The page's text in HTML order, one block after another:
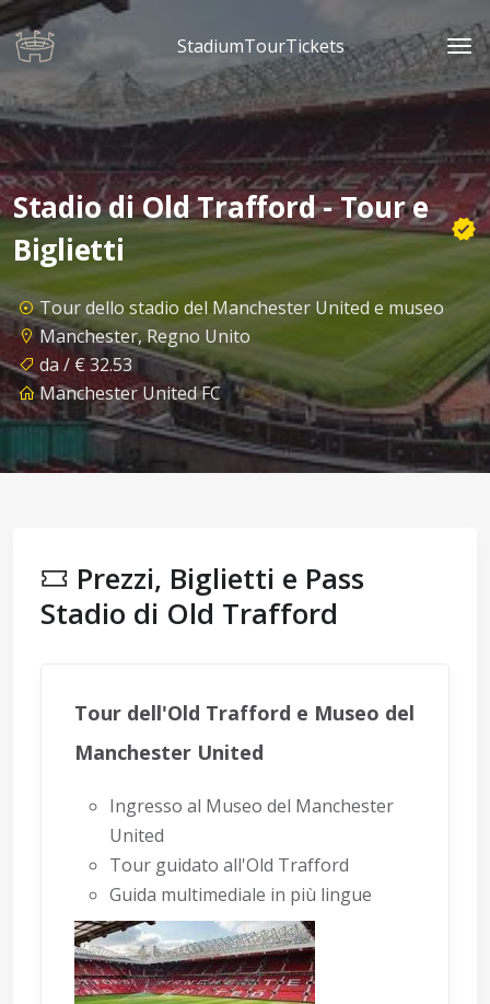
StadiumTourTickets
Stadio di Old Trafford - Tour e
Biglietti
Tour dello stadio del Manchester United e museo
Manchester, Regno Unito
da / € 32.53
Manchester United FC
Prezzi, Biglietti e Pass
Stadio di Old Trafford
Tour dell'Old Trafford e Museo del
Manchester United
Ingresso al Museo del Manchester
United
Tour guidato all'Old Trafford
Guida multimediale in più lingue